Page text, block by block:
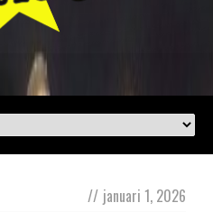
// januari 1, 2026